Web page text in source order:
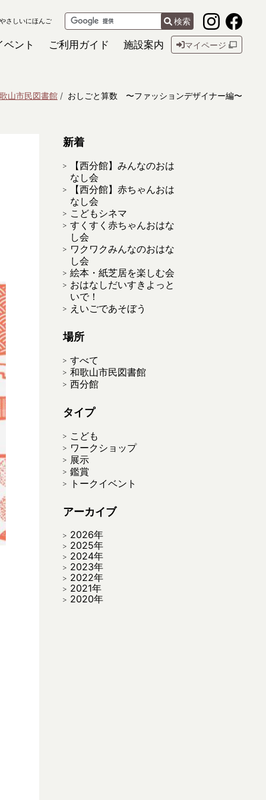
さしいにほんご 検索
ベント ご利用ガイド 施設案内 マイページ
山市民図書館 おしごと算数 〜ファッションデザイナー編〜
新着
【西分館】みんなのおは
なし会
【西分館】赤ちゃんおは
なし会
こどもシネマ
すくすく赤ちゃんおはな
し会
ワクワクみんなのおはな
し会
絵本・紙芝居を楽しむ会
おはなしだいすきよっと
いで！
えいごであそぼう
場所
すべて
和歌山市民図書館
西分館
タイプ
こども
ワークショップ
展示
鑑賞
トークイベント
アーカイブ
2026年
2025年
2024年
2023年
2022年
2021年
2020年